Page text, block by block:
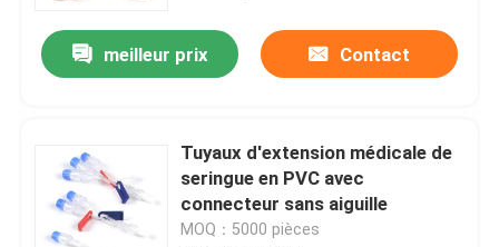
meilleur prix Contact
Tuyaux d'extension médicale de
seringue en PVC avec
connecteur sans aiguille
MOQ：5000 pièces